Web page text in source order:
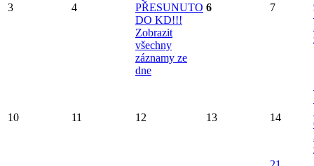
3 4
PŘESUNUTO
DO KD!!!
Zobrazit
všechny
záznamy ze
dne
6 7
10 11 12 13 14